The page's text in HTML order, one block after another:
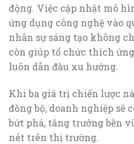
động. Việc cập nhật mô
ứng dụng công nghệ vào
nhân sự sáng tạo không
còn giúp tổ chức thích
luôn dẫn đầu xu hướng.
Khi ba giá trị chiến lược
đồng bộ, doanh nghiệp sẽ
bứt phá, tăng trưởng bền
nét trên thị trường.